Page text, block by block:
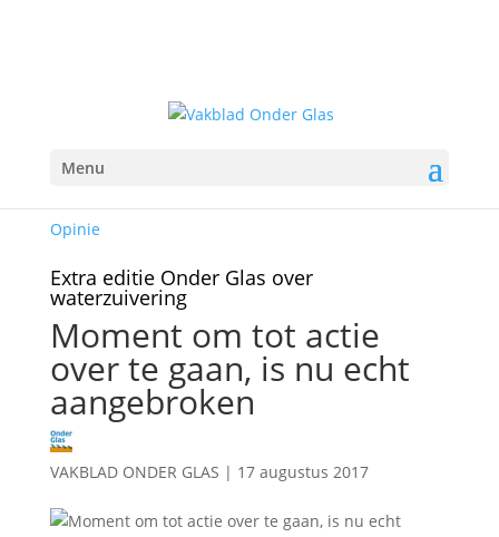
Menu
Opinie
Extra editie Onder Glas over
waterzuivering
Moment om tot actie
over te gaan, is nu echt
aangebroken
VAKBLAD ONDER GLAS | 17 augustus 2017